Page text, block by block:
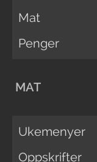
Mat
Penger
MAT
Ukemenyer
Oppskrifter